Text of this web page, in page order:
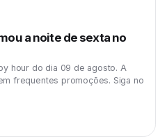
a noite de sexta no
hour do dia 09 de agosto. A
frequentes promoções. Siga no